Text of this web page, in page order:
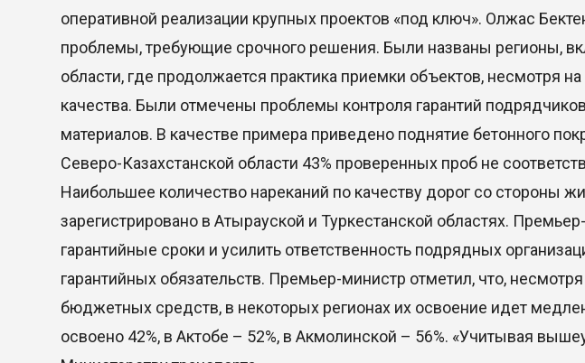
оперативной реализации крупных проектов «под ключ». Олжас
проблемы, требующие срочного решения. Были названы регионы,
области, где продолжается практика приемки объектов, несмотря
качества. Были отмечены проблемы контроля гарантий
материалов. В качестве примера приведено поднятие бетонного
Северо-Казахстанской области 43% проверенных проб не
Наибольшее количество нареканий по качеству дорог со стороны
зарегистрировано в Атырауской и Туркестанской областях.
гарантийные сроки и усилить ответственность подрядных
гарантийных обязательств. Премьер-министр отметил, что,
бюджетных средств, в некоторых регионах их освоение идет
освоено 42%, в Актобе – 52%, в Акмолинской – 56%. «Учитывая